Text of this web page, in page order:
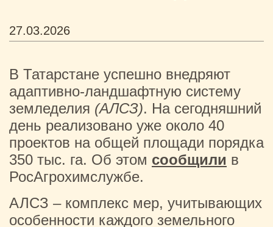
27.03.2026
В Татарстане успешно внедряют
адаптивно‑ландшафтную систему
земледелия (АЛСЗ). На сегодняшний
день реализовано уже около 40
проектов на общей площади порядка
350 тыс. га. Об этом сообщили в
РосАгрохимслужбе.
АЛСЗ – комплекс мер, учитывающих
особенности каждого земельного